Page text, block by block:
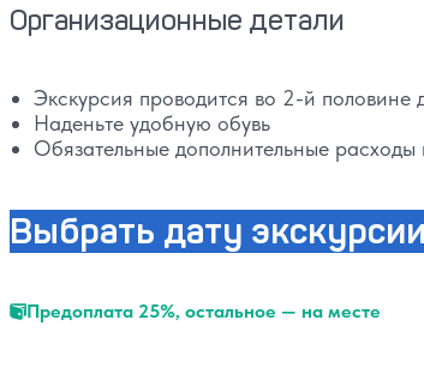
Организационные детали
Экскурсия проводится во 2-й половине
Наденьте удобную обувь
Обязательные дополнительные
Выбрать дату экскурсии
Предоплата 25%, остальное — на месте